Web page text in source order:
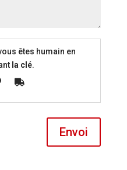
êtes humain en
la clé.
Envoi